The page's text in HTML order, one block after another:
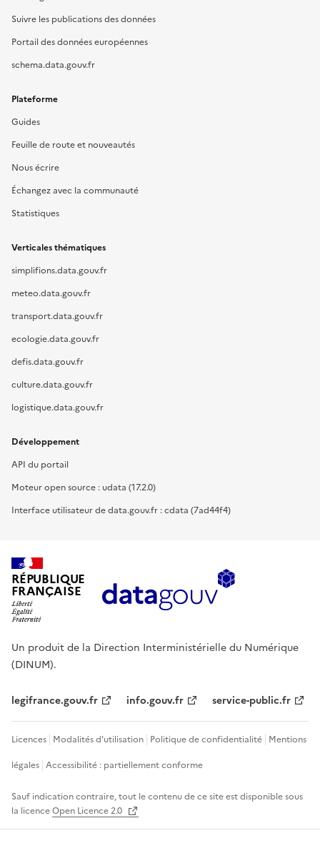
Suivre les publications des données
Portail des données européennes
schema.data.gouv.fr
Plateforme
Guides
Feuille de route et nouveautés
Nous écrire
Échangez avec la communauté
Statistiques
Verticales thématiques
simplifions.data.gouv.fr
meteo.data.gouv.fr
transport.data.gouv.fr
ecologie.data.gouv.fr
defis.data.gouv.fr
culture.data.gouv.fr
logistique.data.gouv.fr
Développement
API du portail
Moteur open source : udata (17.2.0)
Interface utilisateur de data.gouv.fr : cdata (7ad44f4)
RÉPUBLIQUE
FRANÇAISE
Un produit de la Direction Interministérielle du Numérique
(DINUM).
legifrance.gouv.fr info.gouv.fr service-public.fr
Licences Modalités d'utilisation Politique de confidentialité Mentions
légales Accessibilité : partiellement conforme
Sauf indication contraire, tout le contenu de ce site est disponible sous
la licenceOpen Licence 2.0